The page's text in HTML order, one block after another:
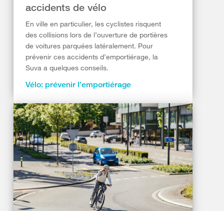
accidents de vélo
En ville en particulier, les cyclistes risquent
des collisions lors de l’ouverture de portières
de voitures parquées latéralement. Pour
prévenir ces accidents d’emportiérage, la
Suva a quelques conseils.
Vélo: prévenir l’emportiérage